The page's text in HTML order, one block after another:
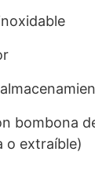
bombona
o extraíble)